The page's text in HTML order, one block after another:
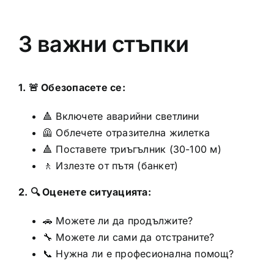
3 важни стъпки
1. 🚨 Обезопасете се:
🔺 Включете аварийни светлини
🦺 Облечете отразителна жилетка
🔺 Поставете триъгълник (30-100 м)
🚶 Излезте от пътя (банкет)
2. 🔍 Оценете ситуацията:
🚗 Можете ли да продължите?
🔧 Можете ли сами да отстраните?
📞 Нужна ли е професионална помощ?